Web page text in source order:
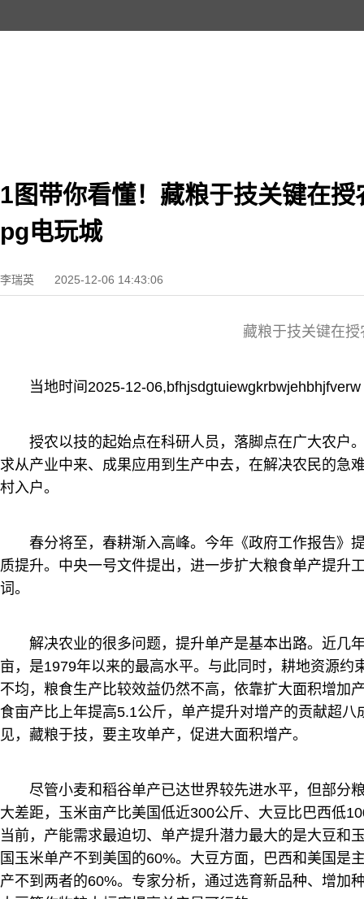
1图带你看懂！藏粮于技关键在
pg电玩城
李瑞英 2025-12-06 14:43:06
藏粮于技关键在授
当地时间2025-12-06,bfhjsdgtuiewgkrbwjehbhjfverw
授农以技的起始点在科研人员，落脚点在广大农户
求从产业中来、成果应用到生产中去，在解决农民的急
村入户。
春分将至，春耕渐入高峰。今年《政府工作报告》
质提升。中央一号文件提出，进一步扩大粮食单产提升
词。
解决农业的很多问题，提升单产是基本出路。近几
亩，是1979年以来的最高水平。与此同时，耕地资源约
不均，粮食生产比较效益仍然不高，依靠扩大面积增加
食亩产比上年提高5.1公斤，单产提升对增产的贡献超
见，藏粮于技，要主攻单产，促进大面积增产。
尽管小麦和稻谷单产已达世界较先进水平，但部分
大差距，玉米亩产比美国低近300公斤、大豆比巴西低
当前，产能需求最迫切、单产提升潜力最大的是大豆和
国玉米单产不到美国的60%。大豆方面，巴西和美国是
产不到两者的60%。专家分析，通过选育新品种、增加